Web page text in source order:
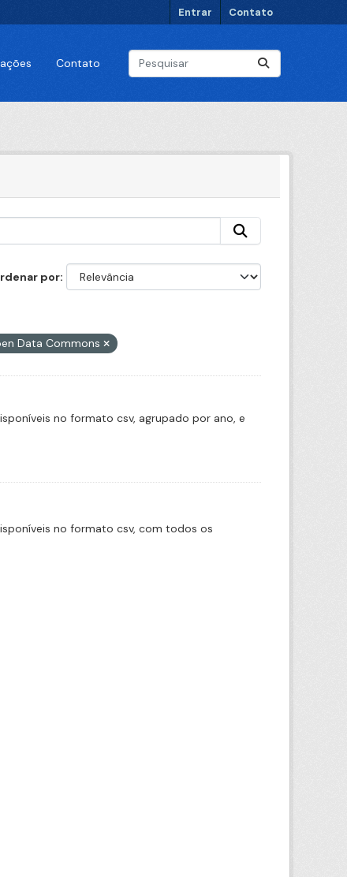
Entrar Contato
Contato
por
Data Commons
no formato csv, agrupado por ano, e
no formato csv, com todos os